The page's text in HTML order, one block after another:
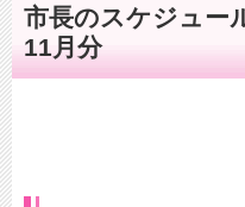
市長のスケジュー
11月分